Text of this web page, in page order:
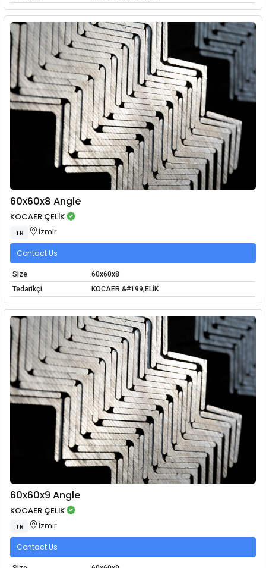
60x60x8 Angle
KOCAER ÇELİK
TR İzmir
Contact Us
Size
60x60x8
Tedarikçi
KOCAER &#199;ELİK
60x60x9 Angle
KOCAER ÇELİK
TR İzmir
Contact Us